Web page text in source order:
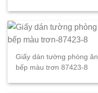
Giấy dán tường phòng ăn
bếp màu trơn 87423-8